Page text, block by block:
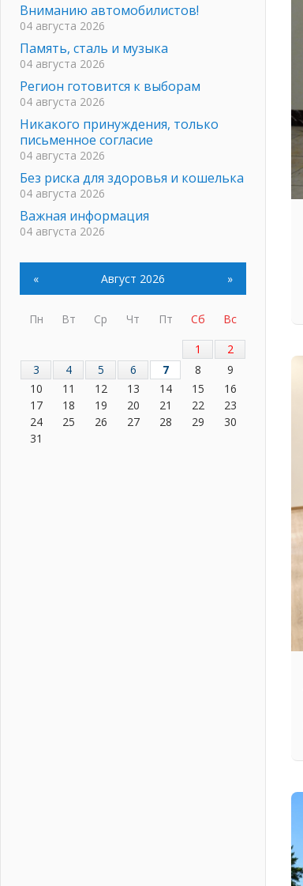
Вниманию автомобилистов!
04 августа 2026
Память, сталь и музыка
04 августа 2026
Регион готовится к выборам
04 августа 2026
Никакого принуждения, только
письменное согласие
04 августа 2026
Без риска для здоровья и кошелька
04 августа 2026
Важная информация
04 августа 2026
Награды нашли строителей
Ленобласть повышает
производительность труда в ЖКХ
03 августа 2026
Поддержка волонтерских
объединений
03 августа 2026
Ладожский мост полностью
« Август 2026 »
Пн Вт Ср Чт Пт Сб
Вс
1
2
3
4 5 6 7 8
9
10
11 12 13 14 15
16
17
18 19 20 21 22
23
24
25 26 27 28 29
30
31